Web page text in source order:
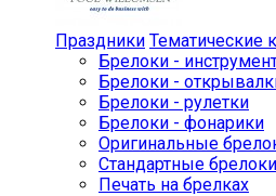
Праздники Тематические
Брелоки -
Брелоки -
Брелоки - рулетки
Брелоки - фонарики
Оригинальные
Стандартные брелоки
Печать на брелках